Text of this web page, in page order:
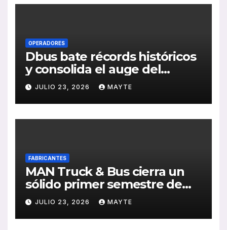
OPERADORES
Dbus bate récords históricos
y consolida el auge del
transporte público en San
Sebastián
JULIO 23, 2026 MAYTE
FABRICANTES
MAN Truck & Bus cierra un
sólido primer semestre de
2026 con crecimiento en
ventas, pedidos y
rentabilidad
JULIO 23, 2026 MAYTE